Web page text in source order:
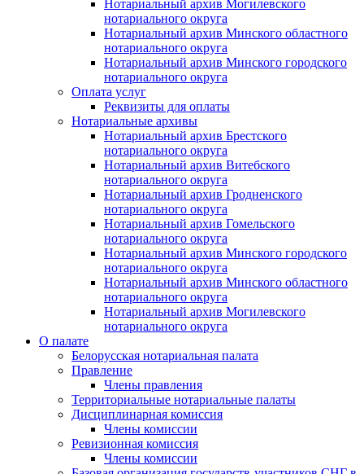
Нотариальный архив Могилевского
нотариального округа
Нотариальный архив Минского областного
нотариального округа
Нотариальный архив Минского городского
нотариального округа
Оплата услуг
Реквизиты для оплаты
Нотариальные архивы
Нотариальный архив Брестского
нотариального округа
Нотариальный архив Витебского
нотариального округа
Нотариальный архив Гродненского
нотариального округа
Нотариальный архив Гомельского
нотариального округа
Нотариальный архив Минского городского
нотариального округа
Нотариальный архив Минского областного
нотариального округа
Нотариальный архив Могилевского
нотариального округа
О палате
Белорусская нотариальная палата
Правление
Члены правления
Территориальные нотариальные палаты
Дисциплинарная комиссия
Члены комиссии
Ревизионная комиссия
Члены комиссии